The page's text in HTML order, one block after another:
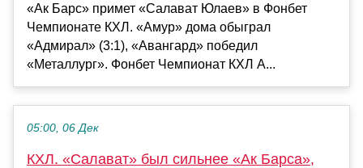
«Ак Барс» примет «Салават Юлаев» в Фонбет
Чемпионате КХЛ. «Амур» дома обыграл
«Адмирал» (3:1), «Авангард» победил
«Металлург». Фонбет Чемпионат КХЛ А...
05:00, 06 Дек
КХЛ. «Салават» был сильнее «Ак Барса»,